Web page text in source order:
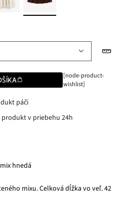
[node-product-
wishlist]
páči
v priebehu 24h
hnedá
mixu. Celková dĺžka vo veľ. 42